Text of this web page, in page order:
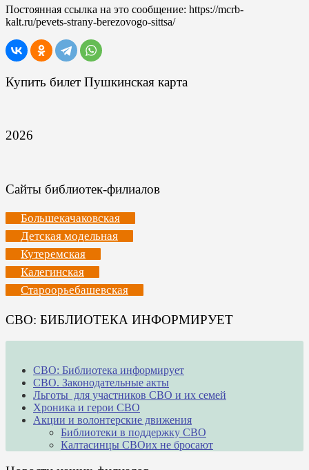
Постоянная ссылка на это сообщение: https://mcrb-
kalt.ru/pevets-strany-berezovogo-sittsa/
Купить билет Пушкинская карта
2026
Сайты библиотек-филиалов
Большекачаковская
Детская модельная
Кутеремская
Калегинская
Староорьебашевская
СВО: БИБЛИОТЕКА ИНФОРМИРУЕТ
СВО: Библиотека информирует
СВО. Законодательные акты
Льготы для участников СВО и их семей
Хроника и герои СВО
Акции и волонтерские движения
Библиотеки в поддержку СВО
Калтасинцы СВОих не бросают